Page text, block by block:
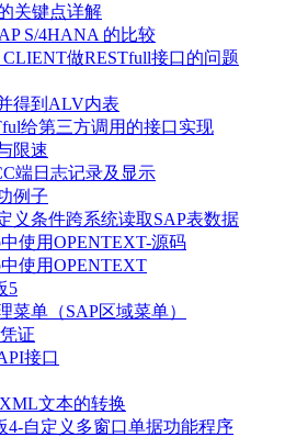
关键点详解
S/4HANA 的比较
做RESTfull接口的问题
得到ALV内表
给第三方调用的接口实现
限速
端日志记录及显示
例子
义条件跨系统读取SAP表数据
使用OPENTEXT-源码
使用OPENTEXT
5
菜单（SAP区域菜单）
证
接口
文本的转换
4-自定义多窗口单据功能程序